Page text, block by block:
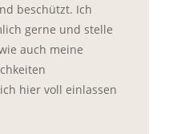
beschützt. Ich
gerne und stelle
auch meine
hier voll einlassen